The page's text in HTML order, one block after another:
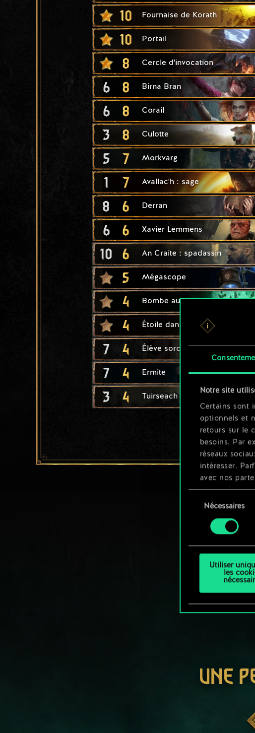
Notre site
Certains sont
optionnels et
retours sur le
besoins. Par
réseaux
intéresser.
avec nos
appliqués
et modifier
consentement
Nécessaires
Utiliser
les
10 Fournaise de Korath
10 Portail
8 Cercle d'invocation
6 8 Birna Bran
6 8 Corail
3 8 Culotte
5 7 Morkvarg
1 7 Avallac'h : sage
8 6 Derran
6 6 Xavier Lemmens
10 6 An Craite : spadassin
5 Mégascope
4 Bombe au dimeritium
4 Étoile dansante
7 4 Élève sorceleur : Ours
7 4 Ermite
3 4 Tuirseach : soldat
UNE